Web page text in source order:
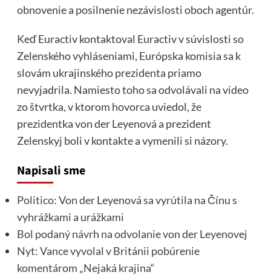
obnovenie a posilnenie nezávislosti oboch agentúr.
Keď Euractiv kontaktoval Euractiv v súvislosti so
Zelenského vyhláseniami, Európska komisia sa k
slovám ukrajinského prezidenta priamo
nevyjadrila. Namiesto toho sa odvolávali na video
zo štvrtka, v ktorom hovorca uviedol, že
prezidentka von der Leyenová a prezident
Zelenskyj boli v kontakte a vymenili si názory.
Napisali sme
Politico: Von der Leyenová sa vyrútila na Čínu s
vyhrážkami a urážkami
Bol podaný návrh na odvolanie von der Leyenovej
Nyt: Vance vyvolal v Británii pobúrenie
komentárom „Nejaká krajina“